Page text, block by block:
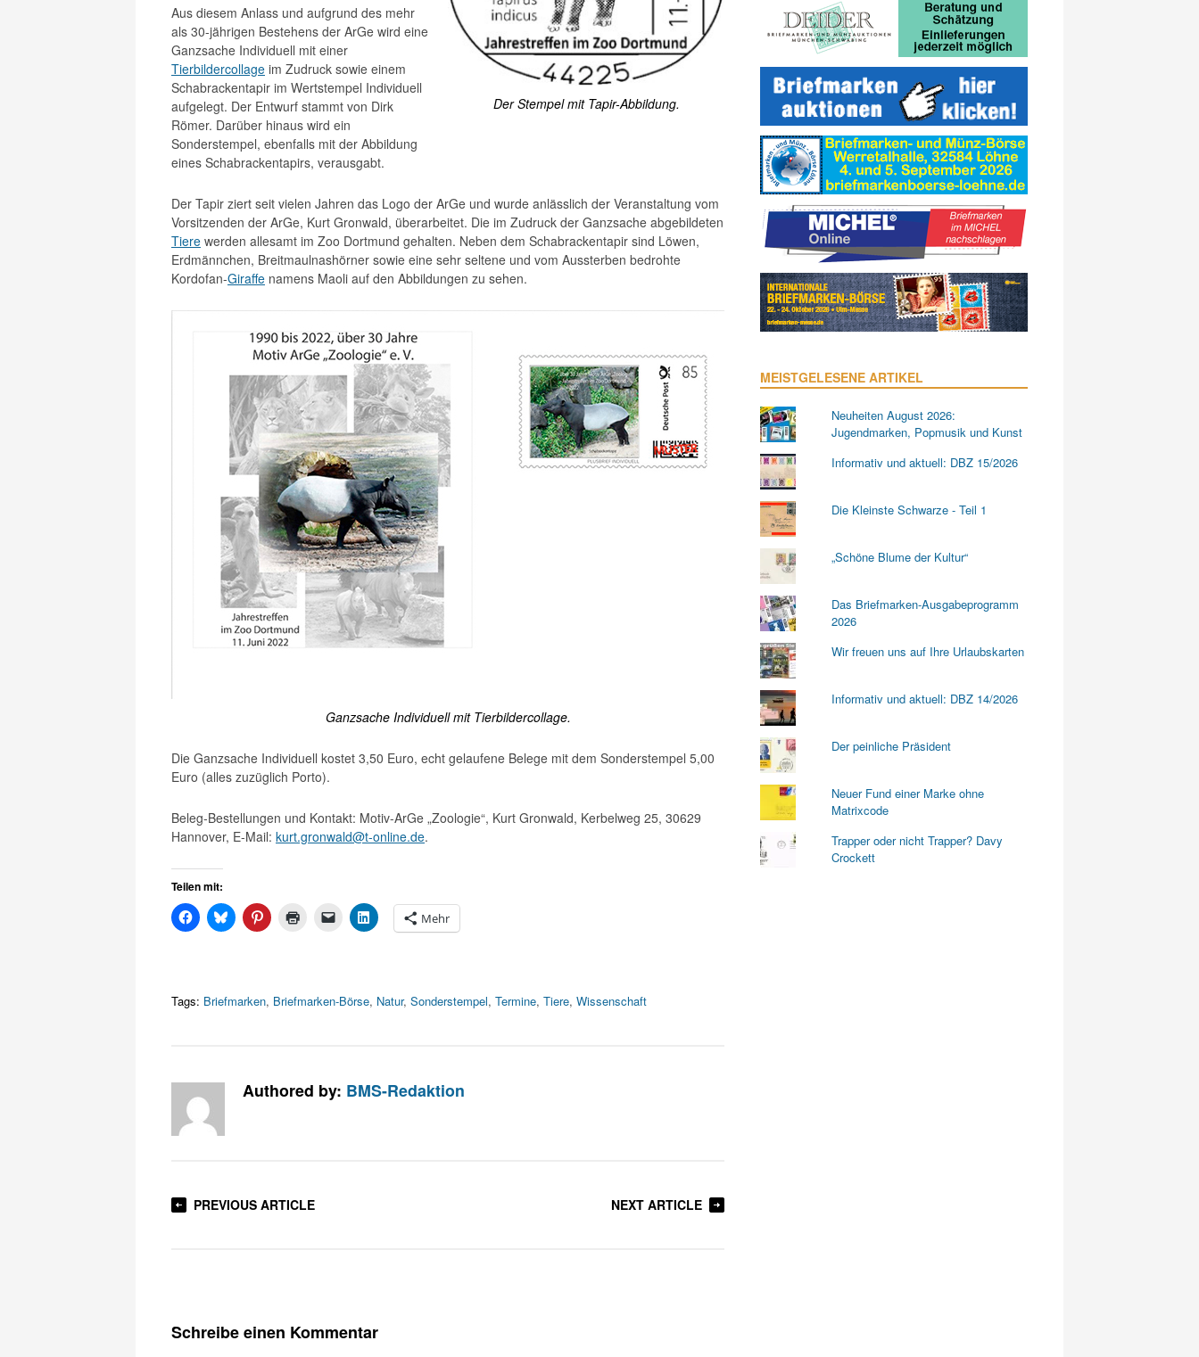
Der Stempel mit Tapir-Abbildung.
Aus diesem Anlass und aufgrund des mehr
als 30-jährigen Bestehens der ArGe wird eine
Ganzsache Individuell mit einer
Tierbildercollage im Zudruck sowie einem
Schabrackentapir im Wertstempel Individuell
aufgelegt. Der Entwurf stammt von Dirk
Römer. Darüber hinaus wird ein
Sonderstempel, ebenfalls mit der Abbildung
eines Schabrackentapirs, verausgabt.
Der Tapir ziert seit vielen Jahren das Logo der ArGe und wurde anlässlich der Veranstaltung vom
Vorsitzenden der ArGe, Kurt Gronwald, überarbeitet. Die im Zudruck der Ganzsache abgebildeten
Tiere werden allesamt im Zoo Dortmund gehalten. Neben dem Schabrackentapir sind Löwen,
Erdmännchen, Breitmaulnashörner sowie eine sehr seltene und vom Aussterben bedrohte
Kordofan-Giraffe namens Maoli auf den Abbildungen zu sehen.
Ganzsache Individuell mit Tierbildercollage.
Die Ganzsache Individuell kostet 3,50 Euro, echt gelaufene Belege mit dem Sonderstempel 5,00
Euro (alles zuzüglich Porto).
Beleg-Bestellungen und Kontakt: Motiv-ArGe „Zoologie“, Kurt Gronwald, Kerbelweg 25, 30629
Hannover, E-Mail: kurt.gronwald@t-online.de.
Teilen mit:
Mehr
Tags: Briefmarken, Briefmarken-Börse, Natur, Sonderstempel, Termine, Tiere, Wissenschaft
Authored by: BMS-Redaktion
PREVIOUS ARTICLE NEXT ARTICLE
Schreibe einen Kommentar
MEISTGELESENE ARTIKEL
Neuheiten August 2026:
Jugendmarken, Popmusik und Kunst
Informativ und aktuell: DBZ 15/2026
Die Kleinste Schwarze - Teil 1
„Schöne Blume der Kultur“
Das Briefmarken-Ausgabeprogramm
2026
Wir freuen uns auf Ihre Urlaubskarten
Informativ und aktuell: DBZ 14/2026
Der peinliche Präsident
Neuer Fund einer Marke ohne
Matrixcode
Trapper oder nicht Trapper? Davy
Crockett